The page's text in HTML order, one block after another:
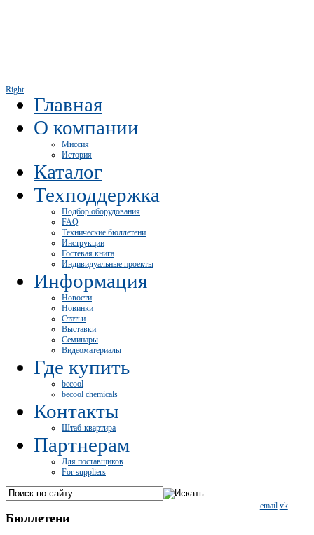
Right
Главная
О компании
Миссия
История
Каталог
Техподдержка
Подбор оборудования
FAQ
Технические бюллетени
Инструкции
Гостевая книга
Индивидуальные проекты
Информация
Новости
Новинки
Статьи
Выставки
Семинары
Видеоматериалы
Где купить
becool
becool chemicals
Контакты
Штаб-квартира
Партнерам
Для поставщиков
For suppliers
email vk
Бюллетени